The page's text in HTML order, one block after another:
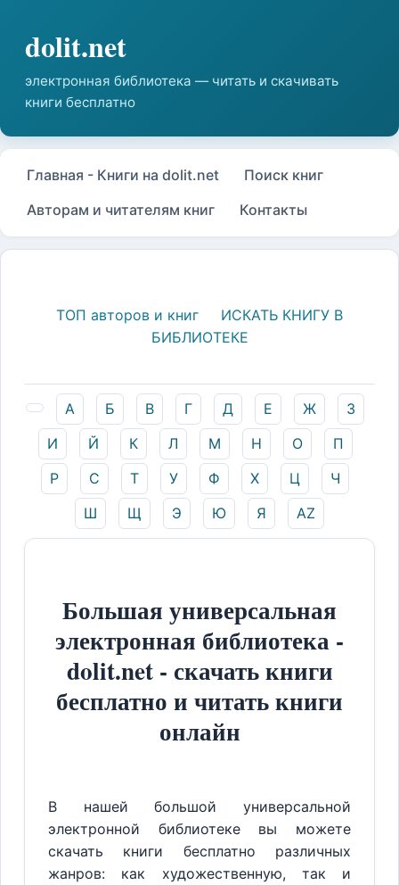
Главная - Книги на dolit.net
Поиск книг
Авторам и читателям книг
Контакты
ТОП авторов и книг
ИСКАТЬ КНИГУ В
БИБЛИОТЕКЕ
А Б В Г Д Е Ж
З
И
Й К Л М Н О
П
Р
С Т У Ф Х Ц
Ч
Ш
Щ Э Ю Я AZ
Большая универсальная
электронная библиотека -
dolit.net - скачать книги
бесплатно и читать книги
онлайн
В нашей большой универсальной
электронной библиотеке вы можете
скачать книги бесплатно различных
жанров: как художественную, так и